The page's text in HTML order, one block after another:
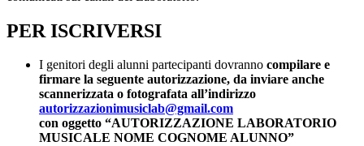
PER ISCRIVERSI
I genitori degli alunni partecipanti dovranno compilare e
firmare la seguente autorizzazione, da inviare anche
scannerizzata o fotografata all’indirizzo
autorizzazionimusiclab@gmail.com
con oggetto “AUTORIZZAZIONE LABORATORIO
MUSICALE NOME COGNOME ALUNNO”